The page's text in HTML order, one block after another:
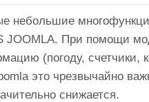
небольшие
JOOMLA. При помощи
(погоду, счетчики,
это чрезвычайно
снижается.